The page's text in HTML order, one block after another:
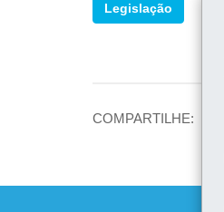
Legislação
COMPARTILHE: